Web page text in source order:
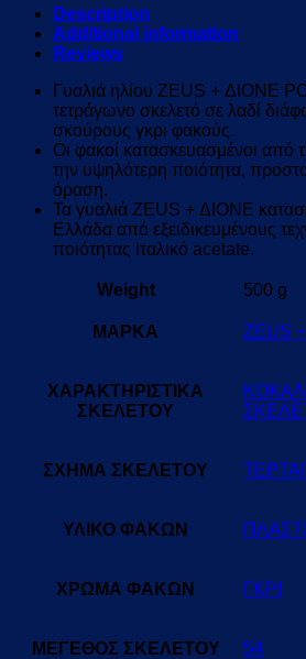
Description
Additional information
Reviews
Γυαλιά ηλίου ZEUS + ΔΙΟΝΕ
τετράγωνο σκελετό σε λαδί
σκούρους γκρι φακούς.
Οι φακοί κατασκευασμένοι από
την υψηλότερη ποιότητα,
όραση.
Τα γυαλιά ZEUS + ΔΙΟΝΕ
Ελλάδα από εξειδικευμένους
ποιότητας Ιταλικό acetate.
Weight 500 g
ΜΑΡΚΑ ZEUS
ΧΑΡΑΚΤΗΡΙΣΤΙΚΑ
ΣΚΕΛΕΤΟΥ
ΣΧΗΜΑ ΣΚΕΛΕΤΟΥ
ΥΛΙΚΟ ΦΑΚΩΝ
ΧΡΩΜΑ ΦΑΚΩΝ ΓΚΡΙ
ΜΕΓΕΘΟΣ ΣΚΕΛΕΤΟΥ 54